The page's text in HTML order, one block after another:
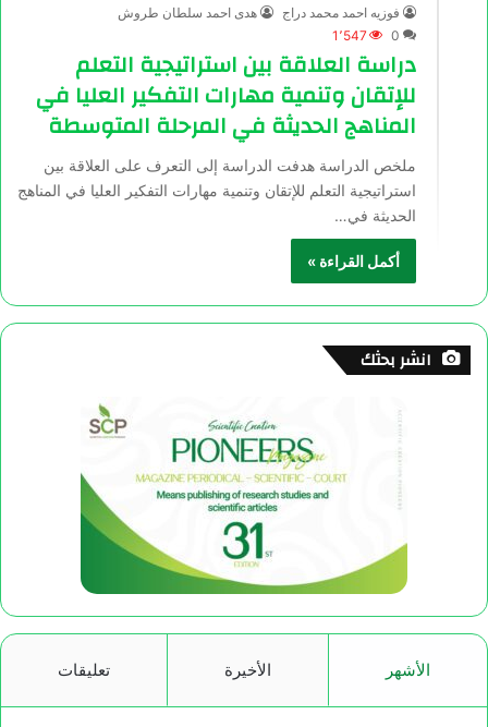
فوزيه احمد محمد دراج
هدى احمد سلطان طروش
0
1٬547
دراسة العلاقة بين استراتيجية التعلم
للإتقان وتنمية مهارات التفكير العليا في
المناهج الحديثة في المرحلة المتوسطة
ملخص الدراسة هدفت الدراسة إلى التعرف على العلاقة بين
استراتيجية التعلم للإتقان وتنمية مهارات التفكير العليا في المناهج
الحديثة في…
أكمل القراءة »
انشر بحثك
الأشهر الأخيرة تعليقات